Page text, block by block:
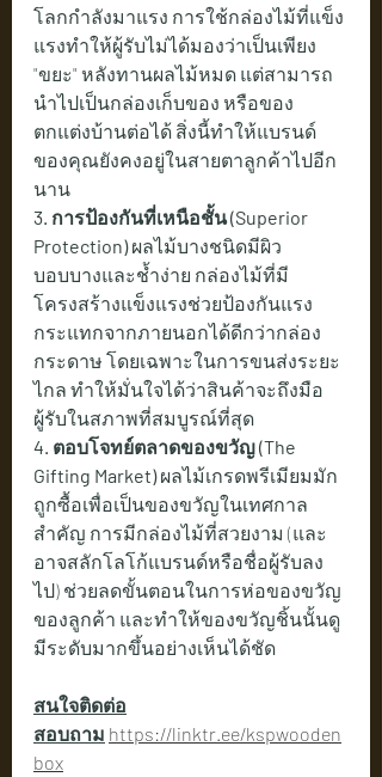
โลกกำลังมาแรง การใช้กล่องไม้ที่แข็ง
แรงทำให้ผู้รับไม่ได้มองว่าเป็นเพียง
"ขยะ" หลังทานผลไม้หมด แต่สามารถ
นำไปเป็นกล่องเก็บของ หรือของ
ตกแต่งบ้านต่อได้ สิ่งนี้ทำให้แบรนด์
ของคุณยังคงอยู่ในสายตาลูกค้าไปอีก
นาน
3. การป้องกันที่เหนือชั้น (Superior
Protection) ผลไม้บางชนิดมีผิว
บอบบางและช้ำง่าย กล่องไม้ที่มี
โครงสร้างแข็งแรงช่วยป้องกันแรง
กระแทกจากภายนอกได้ดีกว่ากล่อง
กระดาษ โดยเฉพาะในการขนส่งระยะ
ไกล ทำให้มั่นใจได้ว่าสินค้าจะถึงมือ
ผู้รับในสภาพที่สมบูรณ์ที่สุด
4. ตอบโจทย์ตลาดของขวัญ (The
Gifting Market) ผลไม้เกรดพรีเมียมมัก
ถูกซื้อเพื่อเป็นของขวัญในเทศกาล
สำคัญ การมีกล่องไม้ที่สวยงาม (และ
อาจสลักโลโก้แบรนด์หรือชื่อผู้รับลง
ไป) ช่วยลดขั้นตอนในการห่อของขวัญ
ของลูกค้า และทำให้ของขวัญชิ้นนั้นดู
มีระดับมากขึ้นอย่างเห็นได้ชัด
สนใจติดต่อ
สอบถาม https://linktr.ee/kspwooden
box